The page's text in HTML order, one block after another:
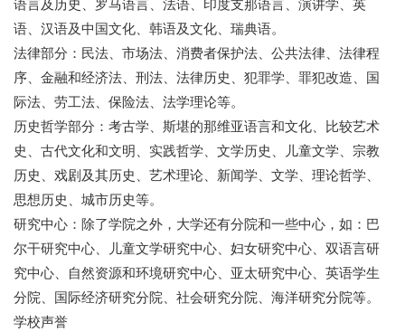
语、汉语及中国文化、韩语及文化、瑞典语。
法律部分：民法、市场法、消费者保护法、公共法律、法律程
序、金融和经济法、刑法、法律历史、犯罪学、罪犯改造、国
际法、劳工法、保险法、法学理论等。
历史哲学部分：考古学、斯堪的那维亚语言和文化、比较艺术
史、古代文化和文明、实践哲学、文学历史、儿童文学、宗教
历史、戏剧及其历史、艺术理论、新闻学、文学、理论哲学、
思想历史、城市历史等。
研究中心：除了学院之外，大学还有分院和一些中心，如：巴
尔干研究中心、儿童文学研究中心、妇女研究中心、双语言研
究中心、自然资源和环境研究中心、亚太研究中心、英语学生
分院、国际经济研究分院、社会研究分院、海洋研究分院等。
学校声誉